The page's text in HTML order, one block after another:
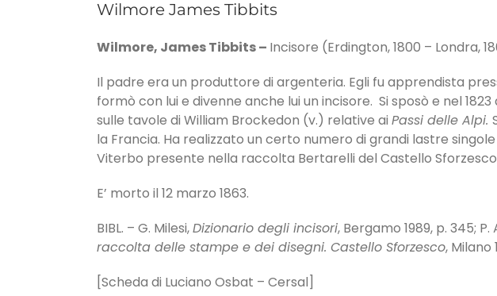
Wilmore James Tibbits
Wilmore, James Tibbits – Incisore (Erdington, 1800 – Londra,
Il padre era un produttore di argenteria. Egli fu apprendista
formò con lui e divenne anche lui un incisore. Si sposò e nel
sulle tavole di William Brockedon (v.) relative ai Passi delle Alpi.
la Francia. Ha realizzato un certo numero di grandi lastre singole
Viterbo presente nella raccolta Bertarelli del Castello Sforzesco
E’ morto il 12 marzo 1863.
BIBL. – G. Milesi,Dizionario degli incisori, Bergamo 1989, p. 345;
raccolta delle stampe e dei disegni. Castello Sforzesco, Milano
[Scheda di Luciano Osbat – Cersal]